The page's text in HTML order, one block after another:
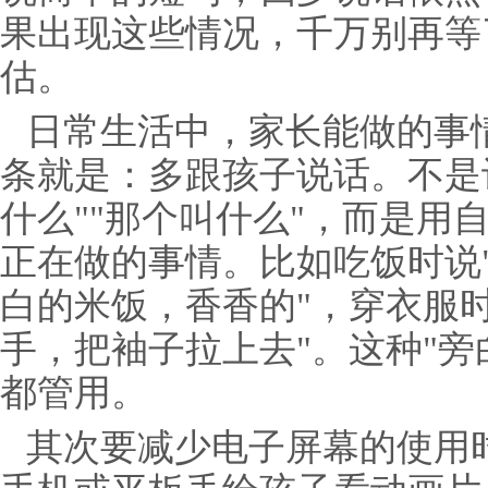
果出现这些情况，千万别再
估。
日常生活中，家长能做的
条就是：多跟孩子说话。不
什么""那个叫什么"，而是用
正在做的事情。比如吃饭时
白的米饭，香香的"，穿衣服
手，把袖子拉上去"。这种"
都管用。
其次要减少电子屏幕的使